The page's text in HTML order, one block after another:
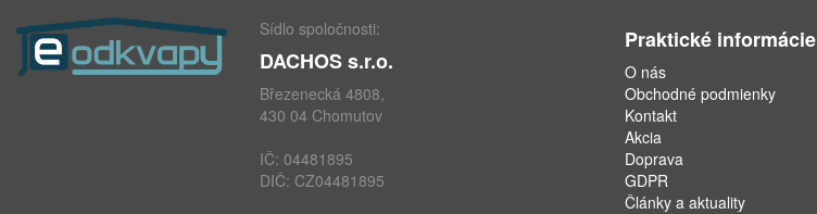
Sídlo spoločnosti:
DACHOS s.r.o.
Březenecká 4808,
430 04 Chomutov
IČ: 04481895
DIČ: CZ04481895
Praktické informácie
O nás
Obchodné podmienky
Kontakt
Akcia
Doprava
GDPR
Články a aktuality